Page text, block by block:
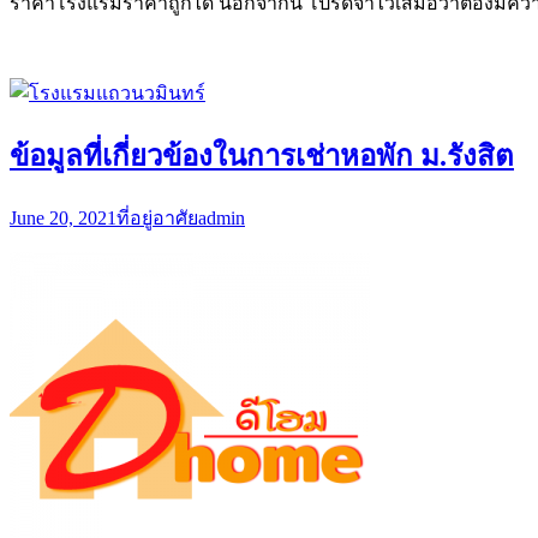
ข้อมูลที่เกี่ยวข้องในการเช่าหอพัก ม.รังสิต
June 20, 2021ที่อยู่อาศัยadmin